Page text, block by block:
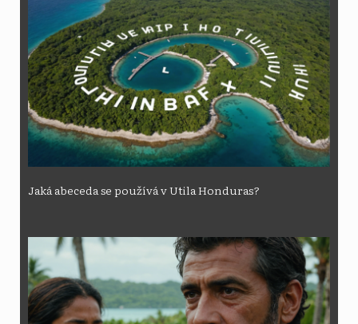
Jaká abeceda se používá v Utila Honduras?